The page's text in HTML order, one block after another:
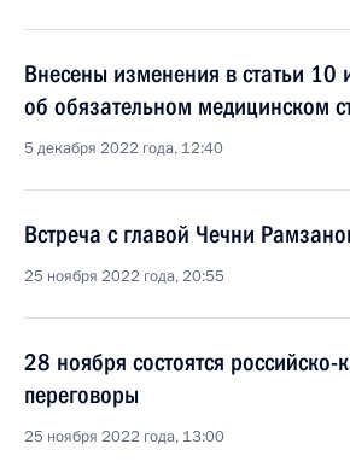
Внесены изменения в статьи 10
об обязательном медицинском
5 декабря 2022 года, 12:40
Встреча с главой Чечни
25 ноября 2022 года, 20:55
28 ноября состоятся российско-
переговоры
25 ноября 2022 года, 13:00